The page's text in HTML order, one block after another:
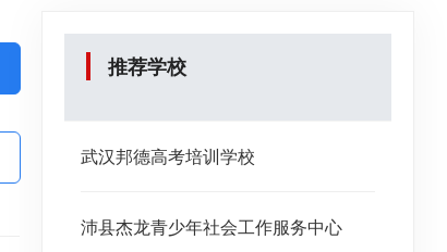
推荐学校
武汉邦德高考培训学校
沛县杰龙青少年社会工作服务中心